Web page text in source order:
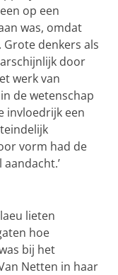
op een
was, omdat
denkers als
door
werk van
de wetenschap
invloedrijk een
vorm had de
lieten
hoe
bij het
Netten in haar